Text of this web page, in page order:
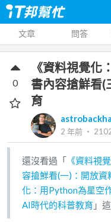
文章 問答
《資料視覺
書內容搶鮮看(
育
2 年前 ‧
0
還沒看過「 《資料視
容搶鮮看(一)：開放資
化：用Python為星空
AI時代的科普教育 」